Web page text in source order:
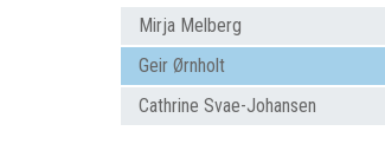
Mirja Melberg
Geir Ørnholt
Cathrine Svae-Johansen